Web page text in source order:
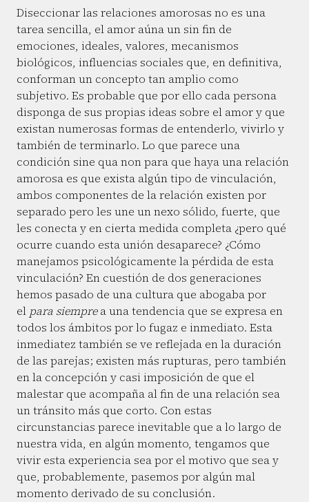
Diseccionar las relaciones amorosas no es una
tarea sencilla, el amor aúna un sin fin de
emociones, ideales, valores, mecanismos
biológicos, influencias sociales que, en definitiva,
conforman un concepto tan amplio como
subjetivo. Es probable que por ello cada persona
disponga de sus propias ideas sobre el amor y que
existan numerosas formas de entenderlo, vivirlo y
también de terminarlo. Lo que parece una
condición sine qua non para que haya una relación
amorosa es que exista algún tipo de vinculación,
ambos componentes de la relación existen por
separado pero les une un nexo sólido, fuerte, que
les conecta y en cierta medida completa ¿pero qué
ocurre cuando esta unión desaparece? ¿Cómo
manejamos psicológicamente la pérdida de esta
vinculación? En cuestión de dos generaciones
hemos pasado de una cultura que abogaba por
el para siemprea una tendencia que se expresa en
todos los ámbitos por lo fugaz e inmediato. Esta
inmediatez también se ve reflejada en la duración
de las parejas; existen más rupturas, pero también
en la concepción y casi imposición de que el
malestar que acompaña al fin de una relación sea
un tránsito más que corto. Con estas
circunstancias parece inevitable que a lo largo de
nuestra vida, en algún momento, tengamos que
vivir esta experiencia sea por el motivo que sea y
que, probablemente, pasemos por algún mal
momento derivado de su conclusión.